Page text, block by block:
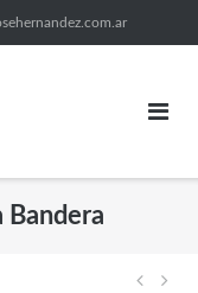
Bandera